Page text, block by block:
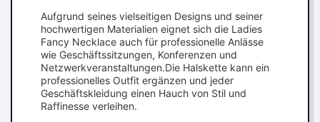
Aufgrund seines vielseitigen Designs und seiner
hochwertigen Materialien eignet sich die Ladies
Fancy Necklace auch für professionelle Anlässe
wie Geschäftssitzungen, Konferenzen und
Netzwerkveranstaltungen.Die Halskette kann ein
professionelles Outfit ergänzen und jeder
Geschäftskleidung einen Hauch von Stil und
Raffinesse verleihen.